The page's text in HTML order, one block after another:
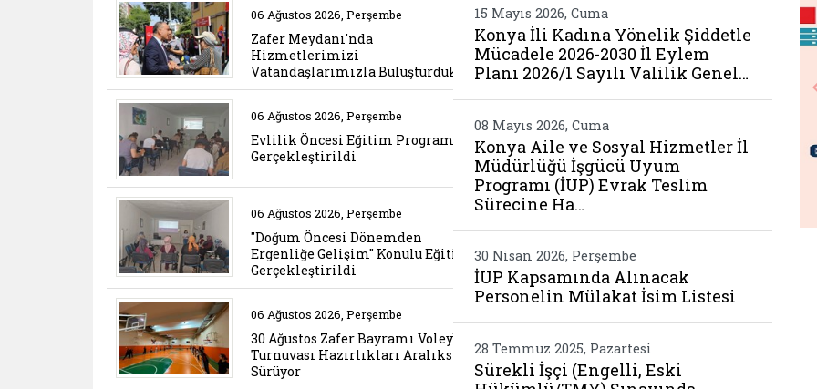
Belgeyi aç: zafer meydani nda hizmetlerimizi vatandaslarimizla
06 Ağustos 2026, Perşembe
Zafer Meydanı'nda
Hizmetlerimizi
Vatandaşlarımızla Buluşturduk
Belgeyi aç: evlilik oncesi egitim programi gerceklestirildi 11
06 Ağustos 2026, Perşembe
Evlilik Öncesi Eğitim Programı
Gerçekleştirildi
Belgeyi aç: dogum oncesi donemden ergenlige gelisim konulu egitim
06 Ağustos 2026, Perşembe
"Doğum Öncesi Dönemden
Ergenliğe Gelişim" Konulu Eğitim
Gerçekleştirildi
Belgeyi aç: 30 agustos zafer bayrami voleybol turnuvasi hazirliklari
06 Ağustos 2026, Perşembe
30 Ağustos Zafer Bayramı Voleybol
Turnuvası Hazırlıkları Aralıksız
Sürüyor
15 Mayıs 2026, Cuma
Konya İli Kadına Yönelik Şiddetle
Mücadele 2026-2030 İl Eylem
Planı 2026/1 Sayılı Valilik Genel…
08 Mayıs 2026, Cuma
Konya Aile ve Sosyal Hizmetler İl
Müdürlüğü İşgücü Uyum
Programı (İUP) Evrak Teslim
Sürecine Ha…
30 Nisan 2026, Perşembe
İUP Kapsamında Alınacak
Personelin Mülakat İsim Listesi
28 Temmuz 2025, Pazartesi
Sürekli İşçi (Engelli, Eski